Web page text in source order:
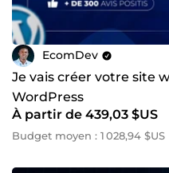
EcomDev
Je vais créer votre site
WordPress
À partir de 439,03 $US
Budget moyen : 1 028,94 $US